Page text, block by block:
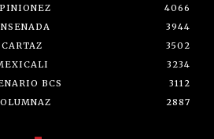
4066
3944
CARTAZ
3502
3234
BCS
3112
2887